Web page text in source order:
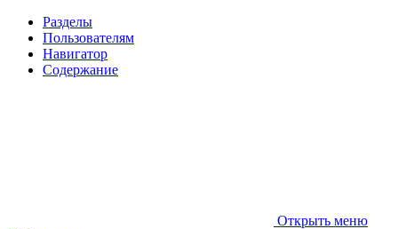
Разделы
Пользователям
Навигатор
Содержание
Открыть меню